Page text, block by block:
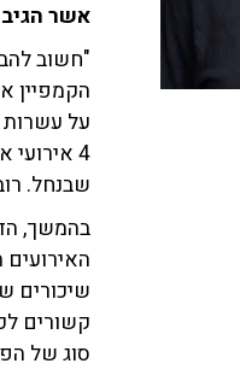
אשר
"חשוב
הקמפיין
4
שבנחל.
בהמשך,
שיכורים
קשורים
סוג של